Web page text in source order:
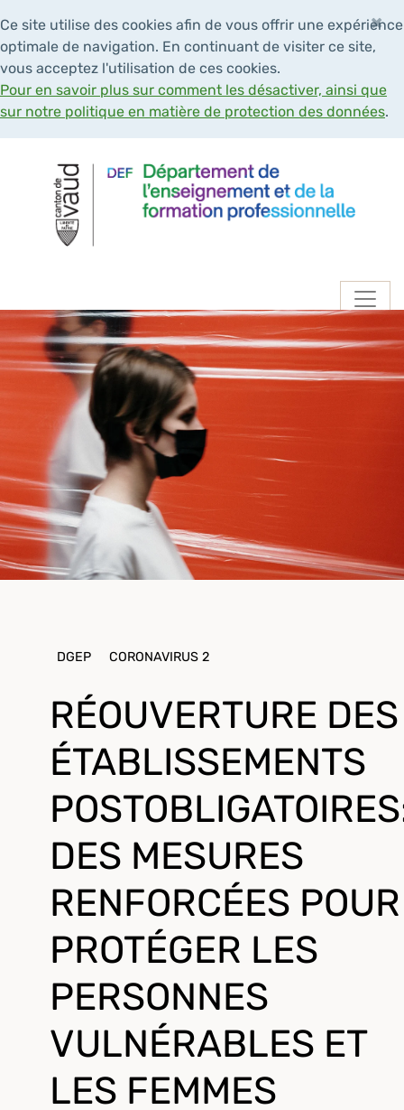
Ce site utilise des cookies afin de vous offrir une expérience
optimale de navigation. En continuant de visiter ce site,
vous acceptez l'utilisation de ces cookies.
Pour en savoir plus sur comment les désactiver, ainsi que
sur notre politique en matière de protection des données.
×
DGEP CORONAVIRUS 2
RÉOUVERTURE DES
ÉTABLISSEMENTS
DES MESURES
RENFORCÉES POUR
PROTÉGER LES
PERSONNES
VULNÉRABLES ET
LES FEMMES